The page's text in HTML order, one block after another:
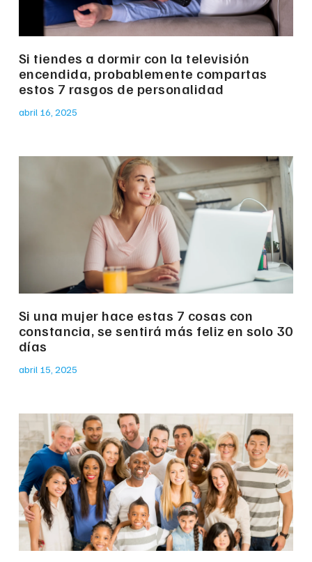
Si tiendes a dormir con la televisión
encendida, probablemente compartas
estos 7 rasgos de personalidad
abril 16, 2025
Si una mujer hace estas 7 cosas con
constancia, se sentirá más feliz en solo 30
días
abril 15, 2025